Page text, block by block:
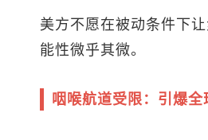
美方不愿在被动条件下
能性微乎其微。
咽喉航道受限：引爆